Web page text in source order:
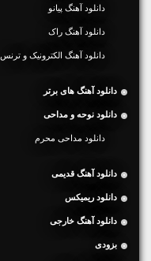
دانلود آهنگ پیانو
دانلود آهنگ راک
دانلود آهنگ الکترونیک و ترنس
دانلود آهنگ های برتر
دانلود نوحه و مداحی
دانلود مداحی محرم
دانلود آهنگ قدیمی
دانلود ریمیکس
دانلود آهنگ خارجی
بزودی